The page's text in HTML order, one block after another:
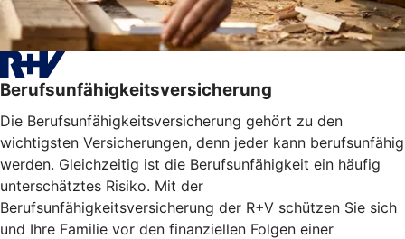
Berufsunfähigkeitsversicherung
Die Berufsunfähigkeitsversicherung gehört zu den
wichtigsten Versicherungen, denn jeder kann berufsunfähig
werden. Gleichzeitig ist die Berufsunfähigkeit ein häufig
unterschätztes Risiko. Mit der
Berufsunfähigkeitsversicherung der R+V schützen Sie sich
und Ihre Familie vor den finanziellen Folgen einer